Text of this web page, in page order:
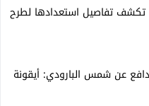
تكشف تفاصيل استعدادها لطرح
عن شمس البارودي: أيقونة